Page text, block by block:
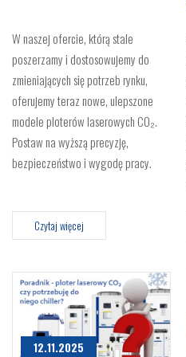
W naszej ofercie, którą stale
poszerzamy i dostosowujemy do
zmieniających się potrzeb rynku,
oferujemy teraz nowe, ulepszone
modele ploterów laserowych CO₂.
Postaw na wyższą precyzję,
bezpieczeństwo i wygodę pracy.
Czytaj więcej
12.11.2025